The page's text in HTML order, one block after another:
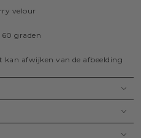
velour
graden
kan afwijken van de afbeelding